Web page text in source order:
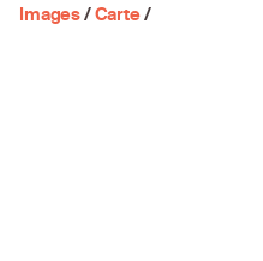
Images/Carte/